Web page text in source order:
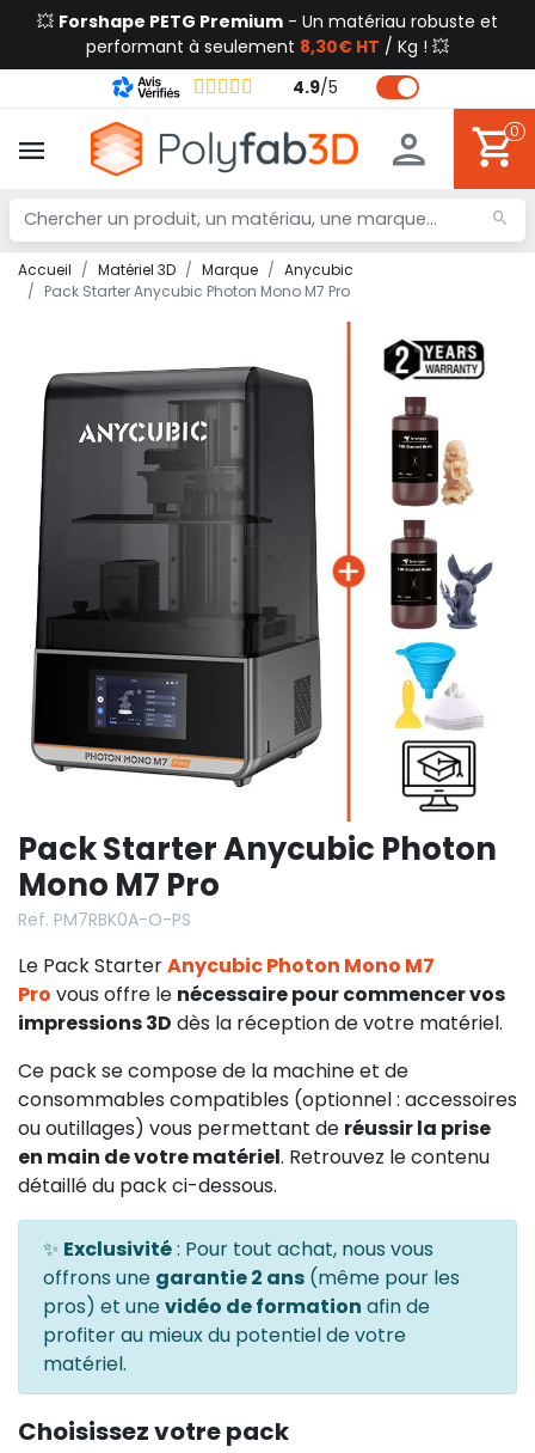
💥 Forshape PETG Premium - Un matériau robuste et
performant à seulement 8,30€ HT / Kg ! 💥
4.9/5
0
Accueil Matériel 3D Marque
Anycubic
Pack Starter Anycubic Photon Mono M7 Pro
Pack Starter Anycubic Photon
Mono M7 Pro
Ref. PM7RBK0A-O-PS
Le Pack StarterAnycubic Photon Mono M7
Pro vous offre le nécessaire pour commencer vos
impressions 3D dès la réception de votre matériel.
Ce pack se compose de la machine et de
consommables compatibles (optionnel : accessoires
ou outillages) vous permettant de réussir la prise
en main de votre matériel. Retrouvez le contenu
détaillé du pack ci-dessous.
✨ Exclusivité: Pour tout achat, nous vous
offrons une garantie 2 ans (même pour les
pros) et unevidéo de formation afin de
profiter au mieux du potentiel de votre
matériel.
Choisissez votre pack